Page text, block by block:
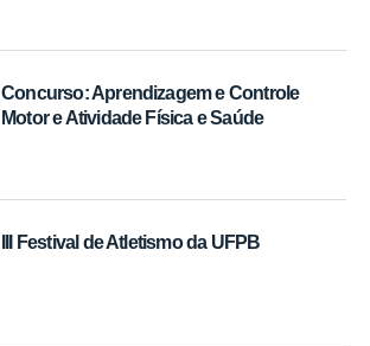
Concurso: Aprendizagem e Controle
Motor e Atividade Física e Saúde
III Festival de Atletismo da UFPB